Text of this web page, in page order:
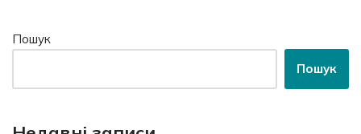
Пошук
Пошук